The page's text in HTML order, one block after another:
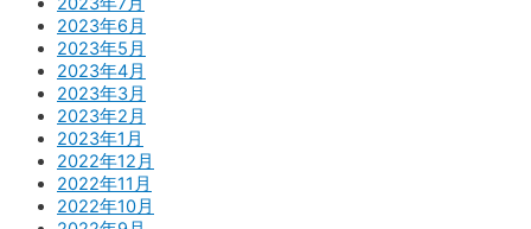
2023年6月
2023年5月
2023年4月
2023年3月
2023年2月
2023年1月
2022年12月
2022年11月
2022年10月